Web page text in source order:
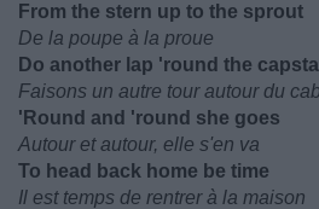
From the stern up to the sprout
De la poupe à la proue
Do another lap 'round the
Faisons un autre tour autour du
'Round and 'round she goes
Autour et autour, elle s'en va
To head back home be time
Il est temps de rentrer à la maison